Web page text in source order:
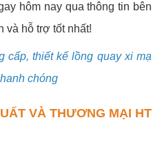
hôm nay qua thông tin bên
hỗ trợ tốt nhất!
cấp, thiết kế lồng quay xi mạ
chóng
VÀ THƯƠNG MẠI HT